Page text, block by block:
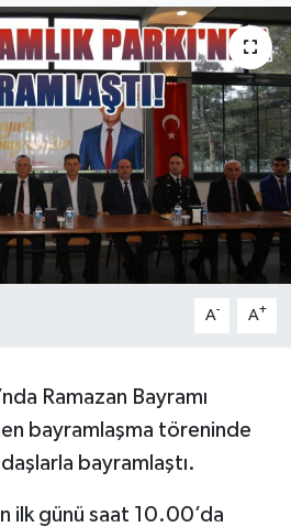
A- A+
Ramazan Bayramı
bayramlaşma töreninde
bayramlaştı.
ilk günü saat 10.00’da